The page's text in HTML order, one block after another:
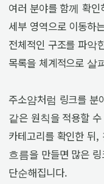
여러 분야를 함께 확
세부 영역으로 이동하
전체적인 구조를 파악
목록을 체계적으로 살
주소얌처럼 링크를 분
같은 원칙을 적용할
카테고리를 확인한 뒤
흐름을 만들면 많은
단순해집니다.